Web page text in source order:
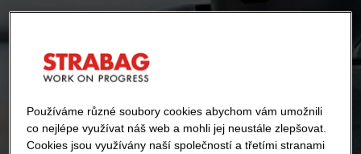
Používáme různé soubory cookies abychom vám umožnili
co nejlépe využívat náš web a mohli jej neustále zlepšovat.
Cookies jsou využívány naší společností a třetími stranami